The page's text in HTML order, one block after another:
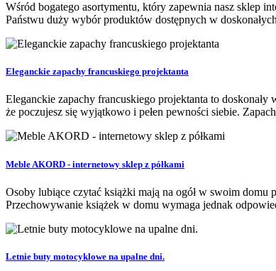
Wśród bogatego asortymentu, który zapewnia nasz sklep
Państwu duży wybór produktów dostępnych w
Eleganckie zapachy francuskiego projektanta
Eleganckie zapachy francuskiego projektanta to
że poczujesz się wyjątkowo i pełen pewności siebie.
Meble AKORD - internetowy sklep z półkami
Osoby lubiące czytać książki mają na ogół w swoim
Przechowywanie książek w domu wymaga jednak
Letnie buty motocyklowe na upalne dni.